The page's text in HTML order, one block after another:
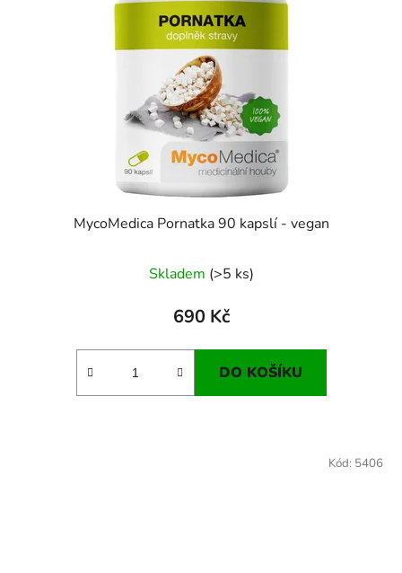
MycoMedica Pornatka 90 kapslí - vegan
Skladem (>5 ks)
690 Kč
DO KOŠÍKU
Kód: 5406